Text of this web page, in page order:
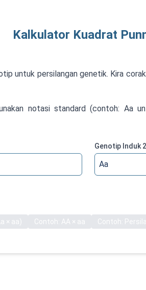
Kalkulator Kuadrat
untuk persilangan genetik. Kira
notasi standard (contoh: Aa
Genotip Induk 2
× aa) Contoh: AA × aa Contoh: